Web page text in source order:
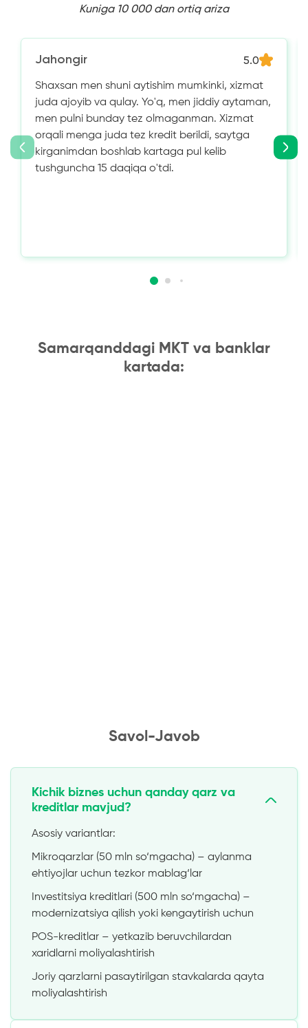
Kuniga 10 000 dan ortiq ariza
Jahongir 5.0
Shaxsan men shuni aytishim mumkinki, xizmat
juda ajoyib va ​​qulay. Yo'q, men jiddiy aytaman,
men pulni bunday tez olmaganman. Xizmat
orqali menga juda tez kredit berildi, saytga
kirganimdan boshlab kartaga pul kelib
tushguncha 15 daqiqa o'tdi.
Samarqanddagi MKT va banklar
kartada:
Savol-Javob
Kichik biznes uchun qanday qarz va
kreditlar mavjud?
Asosiy variantlar:
Mikroqarzlar (50 mln so‘mgacha) – aylanma
ehtiyojlar uchun tezkor mablag‘lar
Investitsiya kreditlari (500 mln so‘mgacha) –
modernizatsiya qilish yoki kengaytirish uchun
POS-kreditlar – yetkazib beruvchilardan
xaridlarni moliyalashtirish
Joriy qarzlarni pasaytirilgan stavkalarda qayta
moliyalashtirish